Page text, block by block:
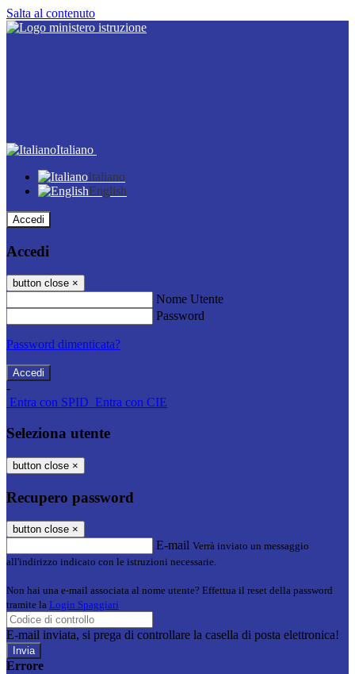
Salta al contenuto
Italiano
Italiano
English
Accedi
Accedi
button close ×
Nome Utente
Password
Password dimenticata?
-
Entra con SPID Entra con CIE
Seleziona utente
button close ×
Recupero password
button close ×
E-mail Verrà inviato un messaggio
all'indirizzo indicato con le istruzioni necessarie.
Non hai una e-mail associata al nome utente? Effettua il reset della password
tramite la Login Spaggiari
E-mail inviata, si prega di controllare la casella di posta elettronica!
Errore